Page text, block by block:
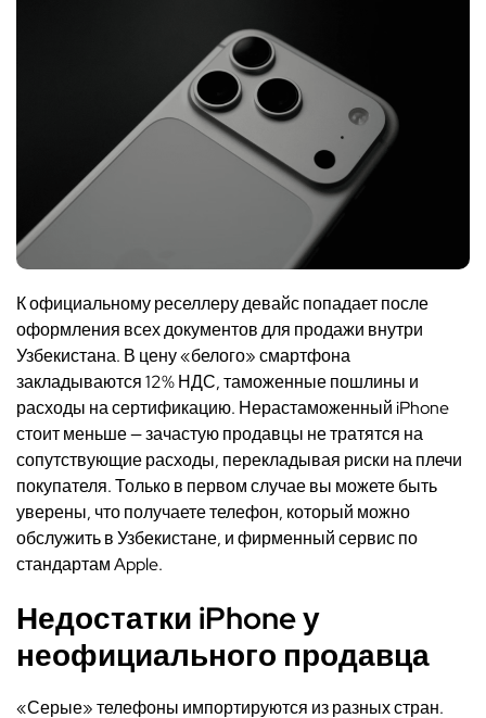
К официальному реселлеру девайс попадает после
оформления всех документов для продажи внутри
Узбекистана. В цену «белого» смартфона
закладываются 12% НДС, таможенные пошлины и
расходы на сертификацию. Нерастаможенный iPhone
стоит меньше — зачастую продавцы не тратятся на
сопутствующие расходы, перекладывая риски на плечи
покупателя. Только в первом случае вы можете быть
уверены, что получаете телефон, который можно
обслужить в Узбекистане, и фирменный сервис по
стандартам Apple.
Недостатки iPhone у
неофициального продавца
«Серые» телефоны импортируются из разных стран.